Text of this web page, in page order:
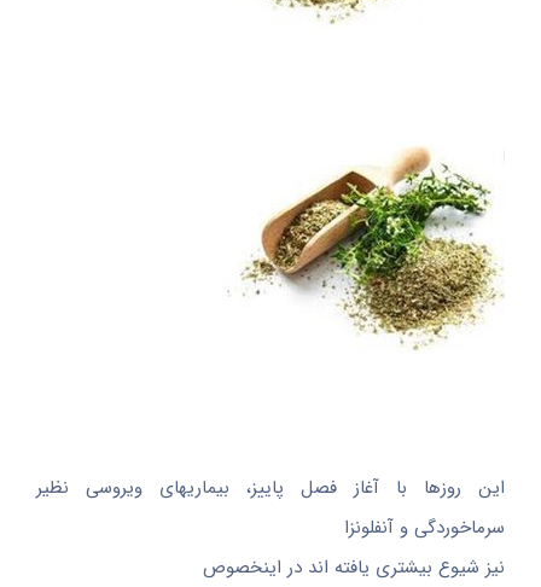
این روزها با آغاز فصل پاییز، بیماریهای ویروسی نظیر
سرماخوردگی و آنفلونزا
نیز شیوع بیشتری یافته اند در اینخصوص